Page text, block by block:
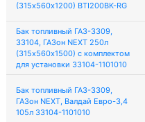
(315х560х1200) BTI200BK-RG
Бак топливный ГАЗ-3309,
33104, ГАЗон NEXT 250л
(315х560х1500) с комплектом
для установки 33104-1101010
Бак топливный ГАЗ-3309,
ГАЗон NEXT, Валдай Евро-3,4
105л 33104-1101010